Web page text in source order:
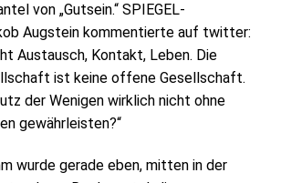
von „Gutsein.“ SPIEGEL-
Augstein kommentierte auf twitter:
Austausch, Kontakt, Leben. Die
ist keine offene Gesellschaft.
der Wenigen wirklich nicht ohne
gewährleisten?“
wurde gerade eben, mitten in der